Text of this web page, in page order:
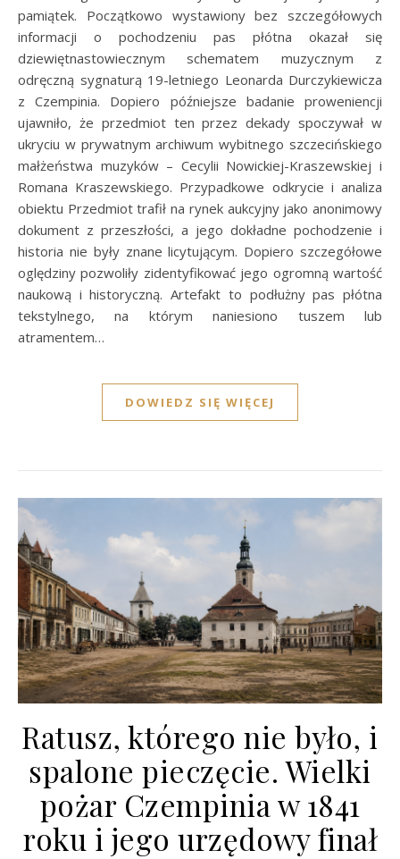
pamiątek. Początkowo wystawiony bez szczegółowych
informacji o pochodzeniu pas płótna okazał się
dziewiętnastowiecznym schematem muzycznym z
odręczną sygnaturą 19-letniego Leonarda Durczykiewicza
z Czempinia. Dopiero późniejsze badanie proweniencji
ujawniło, że przedmiot ten przez dekady spoczywał w
ukryciu w prywatnym archiwum wybitnego szczecińskiego
małżeństwa muzyków – Cecylii Nowickiej-Kraszewskiej i
Romana Kraszewskiego. Przypadkowe odkrycie i analiza
obiektu Przedmiot trafił na rynek aukcyjny jako anonimowy
dokument z przeszłości, a jego dokładne pochodzenie i
historia nie były znane licytującym. Dopiero szczegółowe
oględziny pozwoliły zidentyfikować jego ogromną wartość
naukową i historyczną. Artefakt to podłużny pas płótna
tekstylnego, na którym naniesiono tuszem lub
atramentem…
DOWIEDZ SIĘ WIĘCEJ
Ratusz, którego nie było, i
spalone pieczęcie. Wielki
pożar Czempinia w 1841
roku i jego urzędowy finał